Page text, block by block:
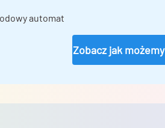
automat
Zobacz jak